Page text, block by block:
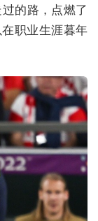
的路，点燃了
职业生涯暮年